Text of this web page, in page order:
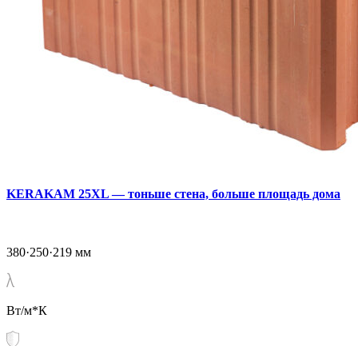
KERAKAM 25XL — тоньше стена, больше площадь дома
380·250·219 мм
Вт/м*К